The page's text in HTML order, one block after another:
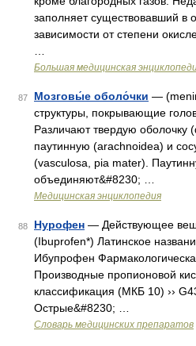
заполняет существовавший
зависимости от степени
Большая медицинская
87 Мозговы́е оболо́чки —
структуры, покрывающие
Различают твердую оболочку
паутинную (arachnoidea) и
(vasculosa, pia mater).
объединяют&#8230; …
Медицинская энциклопедия
88 Нурофен — Действующее
(Ibuprofen*) Латинское
Ибупрофен
Производные пропионовой
классификация (МКБ 10) ››
Острые&#8230; …
Словарь медицинских препаратов